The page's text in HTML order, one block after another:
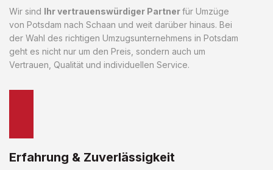
Wir sind Ihr vertrauenswürdiger Partnerfür Umzüge
von Potsdam nach Schaan und weit darüber hinaus. Bei
der Wahl des richtigen Umzugsunternehmens in Potsdam
geht es nicht nur um den Preis, sondern auch um
Vertrauen, Qualität und individuellen Service.
Erfahrung & Zuverlässigkeit